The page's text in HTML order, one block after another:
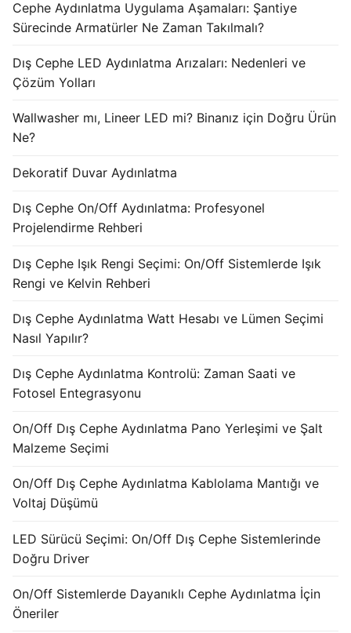
Cephe Animasyon DOTLED Serisi
Cephe Animasyon WallWasher Serisi
İLETİŞİM & SİPARİŞ
Turkish
Russian
French
Cephe Aydınlatma Uygulama Aşamaları: Şantiye
Sürecinde Armatürler Ne Zaman Takılmalı?
Dış Cephe LED Aydınlatma Arızaları: Nedenleri ve
Çözüm Yolları
Wallwasher mı, Lineer LED mi? Binanız için Doğru Ürün
Ne?
Dekoratif Duvar Aydınlatma
Dış Cephe On/Off Aydınlatma: Profesyonel
Projelendirme Rehberi
Dış Cephe Işık Rengi Seçimi: On/Off Sistemlerde Işık
Rengi ve Kelvin Rehberi
Dış Cephe Aydınlatma Watt Hesabı ve Lümen Seçimi
Nasıl Yapılır?
Dış Cephe Aydınlatma Kontrolü: Zaman Saati ve
Fotosel Entegrasyonu
On/Off Dış Cephe Aydınlatma Pano Yerleşimi ve Şalt
Malzeme Seçimi
On/Off Dış Cephe Aydınlatma Kablolama Mantığı ve
Voltaj Düşümü
LED Sürücü Seçimi: On/Off Dış Cephe Sistemlerinde
Doğru Driver
On/Off Sistemlerde Dayanıklı Cephe Aydınlatma İçin
Öneriler